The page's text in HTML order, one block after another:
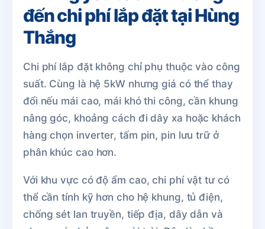
đến chi phí lắp đặt tại Hùng
Thắng
Chi phí lắp đặt không chỉ phụ thuộc vào công
suất. Cùng là hệ 5kW nhưng giá có thể thay
đổi nếu mái cao, mái khó thi công, cần khung
nâng góc, khoảng cách đi dây xa hoặc khách
hàng chọn inverter, tấm pin, pin lưu trữ ở
phân khúc cao hơn.
Với khu vực có độ ẩm cao, chi phí vật tư có
thể cần tính kỹ hơn cho hệ khung, tủ điện,
chống sét lan truyền, tiếp địa, dây dẫn và